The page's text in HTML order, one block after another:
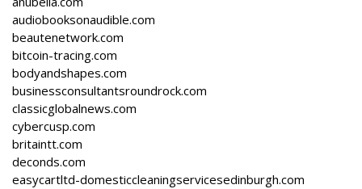
audiobooksonaudible.com
beautenetwork.com
bitcoin-tracing.com
bodyandshapes.com
businessconsultantsroundrock.com
classicglobalnews.com
cybercusp.com
britaintt.com
deconds.com
easycartltd-domesticcleaningservicesedinburgh.com